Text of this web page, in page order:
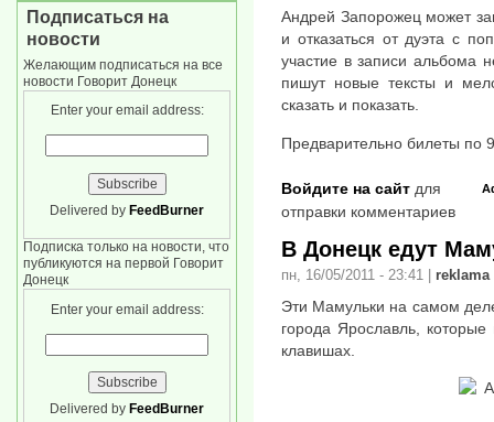
Андрей Запорожец может
и отказаться от дуэта с
участие в записи альбома
пишут новые тексты и
сказать и показать.
Предварительно билеты по
Войдите на сайт для
отправки комментариев
В Донецк едут
пн, 16/05/2011 - 23:41 reklama
Эти Мамульки на самом
города Ярославль,
клавишах.
Подписаться на
новости
Желающим подписаться на все
новости Говорит Донецк
Enter your email address:
Delivered by FeedBurner
Подписка только на новости, что
публикуются на первой Говорит
Донецк
Enter your email address:
Delivered by FeedBurner